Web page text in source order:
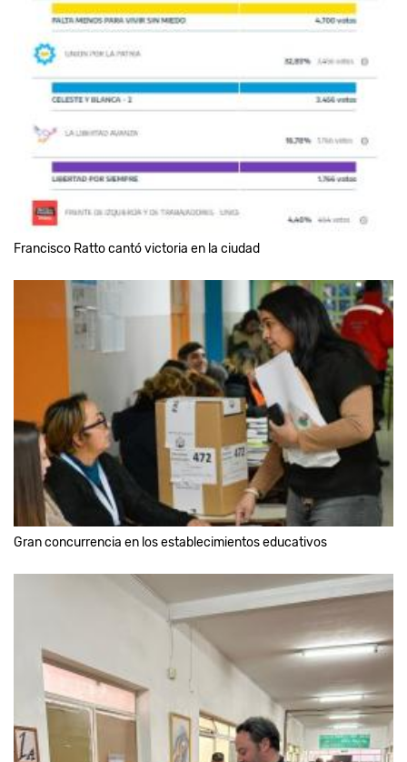
Francisco Ratto cantó victoria en la ciudad
Gran concurrencia en los establecimientos educativos